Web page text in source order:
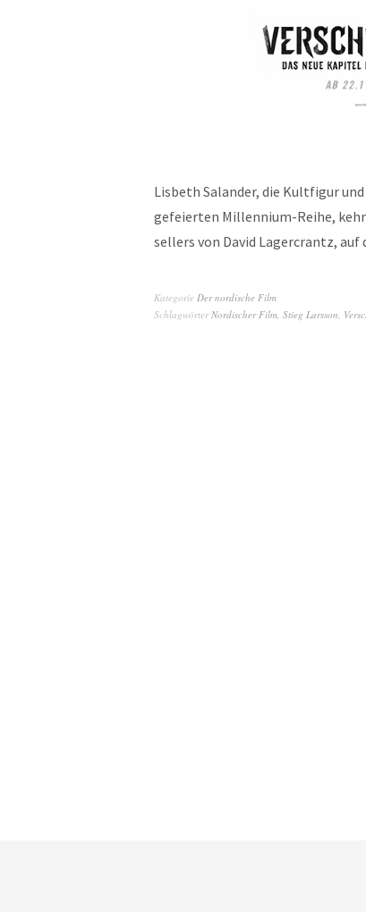
Lis­beth Salan­der, die Kult­fig­ur
gefeierten Mil­len­ni­um-Rei­he,
sellers von David Lager­crantz,
Kategorie Der nordische Film
SchlagwörterNordischer Film, Stieg Larsson,